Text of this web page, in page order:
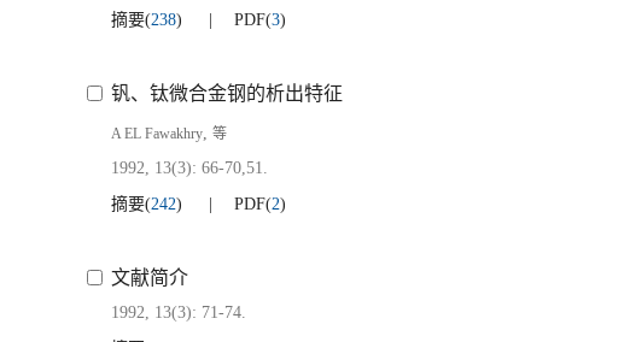
摘要(238) PDF(3)
钒、钛微合金钢的析出特征
A EL Fawakhry, 等
1992, 13(3): 66-70,51.
摘要(242) PDF(2)
文献简介
1992, 13(3): 71-74.